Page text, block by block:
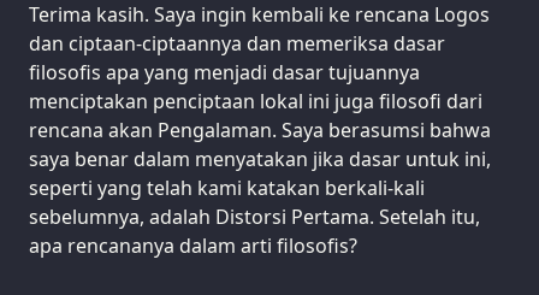
Terima kasih. Saya ingin kembali ke rencana Logos
dan ciptaan-ciptaannya dan memeriksa dasar
filosofis apa yang menjadi dasar tujuannya
menciptakan penciptaan lokal ini juga filosofi dari
rencana akan Pengalaman. Saya berasumsi bahwa
saya benar dalam menyatakan jika dasar untuk ini,
seperti yang telah kami katakan berkali-kali
sebelumnya, adalah Distorsi Pertama. Setelah itu,
apa rencananya dalam arti filosofis?